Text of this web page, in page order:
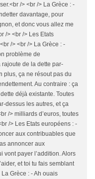
/> <br /> La Grèce : -
davantage, pour
et donc vous allez me
/> <br /> Les Etats
/> <br /> La Grèce : -
problème de
rajoute de la dette par-
plus, ça ne résout pas du
Au contraire : ça
déjà existante. Toutes
dessus les autres, et ça
/> milliards d’euros, toutes
/> Les Etats européens : -
aux contribuables que
annoncer aux
vont payer l’addition. Alors
et toi tu fais semblant
Grèce : - Ah ouais